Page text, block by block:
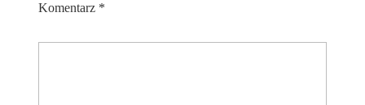
Komentarz *